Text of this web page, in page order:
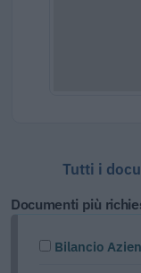
Tutti i
Documenti più
Bilancio